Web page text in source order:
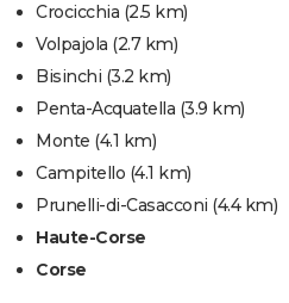
Crocicchia (2.5 km)
Volpajola (2.7 km)
Bisinchi (3.2 km)
Penta-Acquatella (3.9 km)
Monte (4.1 km)
Campitello (4.1 km)
Prunelli-di-Casacconi (4.4 km)
Haute-Corse
Corse